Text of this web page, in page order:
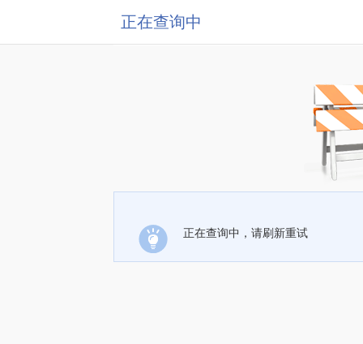
正在查询中
正在查询中，请刷新重试